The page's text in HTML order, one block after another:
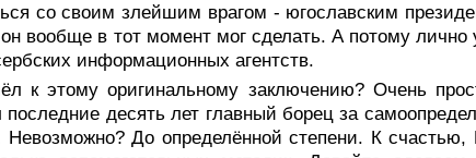
со своим злейшим врагом - югославским
вообще в тот момент мог сделать. А потому лично
информационных агентств.
к этому оригинальному заключению? Очень
десять лет главный борец за
Hевозможно? До определённой степени. К